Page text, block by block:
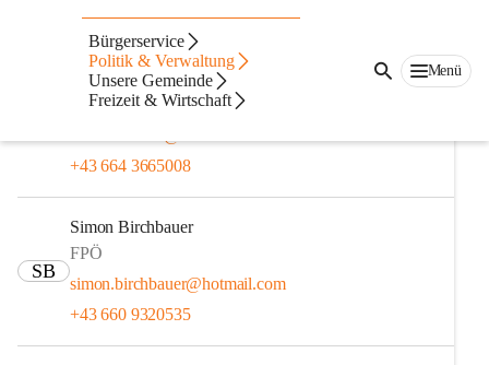
Bürgerservice
Politik & Verwaltung
Unsere Gemeinde
Freizeit & Wirtschaft
Menü
Gemeinderat
Andreas Bauer
ÖVP
+43 664 3665008
SB
Simon Birchbauer
FPÖ
simon.birchbauer@hotmail.com
+43 660 9320535